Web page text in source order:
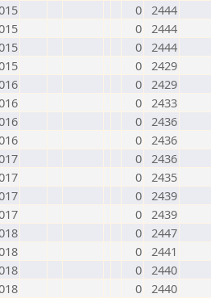
0 2444
0 2444
0 2444
0 2429
0 2429
0 2433
0 2436
0 2436
0 2436
0 2435
0 2439
0 2439
0 2447
0 2441
0 2440
0 2440